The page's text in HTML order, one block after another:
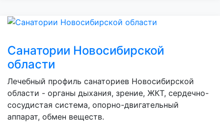
Санатории Новосибирской
области
Лечебный профиль санаториев Новосибирской
области - органы дыхания, зрение, ЖКТ, сердечно-
сосудистая система, опорно-двигательный
аппарат, обмен веществ.